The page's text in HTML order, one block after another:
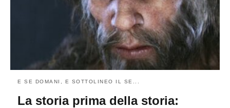
E SE DOMANI, E SOTTOLINEO IL SE...
La storia prima della storia: